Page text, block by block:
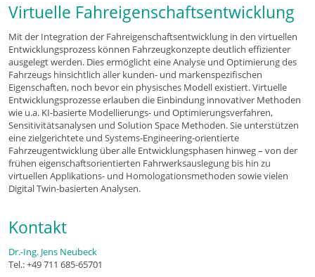
Virtuelle Fahreigenschaftsentwicklung
Mit der Integration der Fahreigenschaftsentwicklung in den virtuellen
Entwicklungsprozess können Fahrzeugkonzepte deutlich effizienter
ausgelegt werden. Dies ermöglicht eine Analyse und Optimierung des
Fahrzeugs hinsichtlich aller kunden- und markenspezifischen
Eigenschaften, noch bevor ein physisches Modell existiert. Virtuelle
Entwicklungsprozesse erlauben die Einbindung innovativer Methoden
wie u.a. KI-basierte Modellierungs- und Optimierungsverfahren,
Sensitivitätsanalysen und Solution Space Methoden. Sie unterstützen
eine zielgerichtete und Systems-Engineering-orientierte
Fahrzeugentwicklung über alle Entwicklungsphasen hinweg – von der
frühen eigenschaftsorientierten Fahrwerksauslegung bis hin zu
virtuellen Applikations- und Homologationsmethoden sowie vielen
Digital Twin-basierten Analysen.
Kontakt
Dr.-Ing. Jens Neubeck
Tel.: +49 711 685-65701